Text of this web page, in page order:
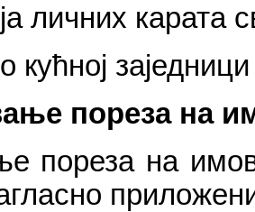
личних карата
кућној
пореза на
пореза на